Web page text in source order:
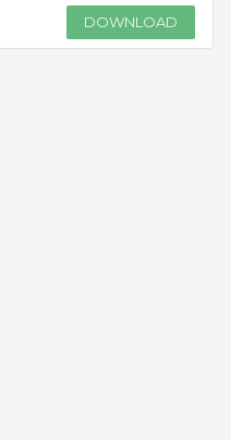
DOWNLOAD